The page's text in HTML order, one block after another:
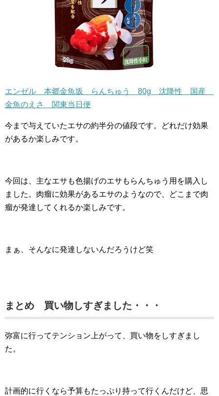
エンゼル 本郷金魚坂 らんちゅう 80g 沈降性 国産
金魚のえさ 関東当日便
今まで与えていたエサの約半分の値段です。どれだけ効果
があるか楽しみです。
今回は、主なエサも色揚げのエサもらんちゅう用を購入し
ました。肉瘤に効果があるエサのようなので、どこまで肉
瘤が発達してくれるか楽しみです。
まぁ、そんなに発達しないんだろうけど笑
まとめ 買い物しすぎました・・・
弥富に行ってテンション上がって、買い物をしすぎまし
た。
計画的に行くなら予算もたっぷり持って行くんだけど、思